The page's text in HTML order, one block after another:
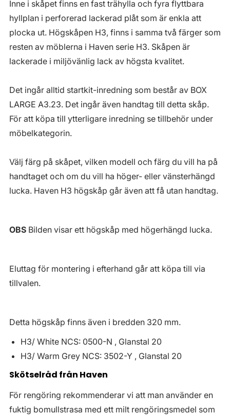
Inne i skåpet finns en fast trähylla och fyra flyttbara
hyllplan i perforerad lackerad plåt som är enkla att
plocka ut. Högskåpen H3, finns i samma två färger som
resten av möblerna i Haven serie H3. Skåpen är
lackerade i miljövänlig lack av högsta kvalitet.
Det ingår alltid startkit-inredning som består av BOX
LARGE A3.23. Det ingår även handtag till detta skåp.
För att köpa till ytterligare inredning se tillbehör under
möbelkategorin.
Välj färg på skåpet, vilken modell och färg du vill ha på
handtaget och om du vill ha höger- eller vänsterhängd
lucka. Haven H3 högskåp går även att få utan handtag.
OBS Bilden visar ett högskåp med högerhängd lucka.
Eluttag för montering i efterhand går att köpa till via
tillvalen.
Detta högskåp finns även i bredden 320 mm.
H3/ White NCS: 0500-N , Glanstal 20
H3/ Warm Grey NCS: 3502-Y , Glanstal 20
Skötselråd från Haven
För rengöring rekommenderar vi att man använder en
fuktig bomullstrasa med ett milt rengöringsmedel som